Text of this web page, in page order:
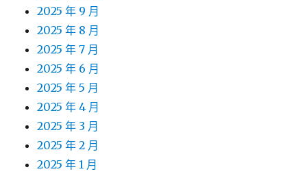
2025 年 9 月
2025 年 8 月
2025 年 7 月
2025 年 6 月
2025 年 5 月
2025 年 4 月
2025 年 3 月
2025 年 2 月
2025 年 1 月